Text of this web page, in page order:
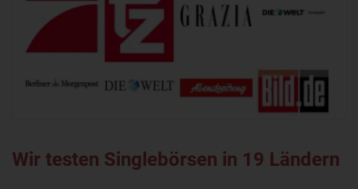
Wir testen Singlebörsen in 19 Ländern